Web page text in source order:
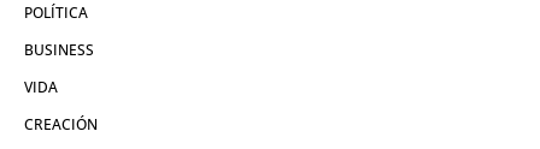
POLÍTICA
BUSINESS
VIDA
CREACIÓN